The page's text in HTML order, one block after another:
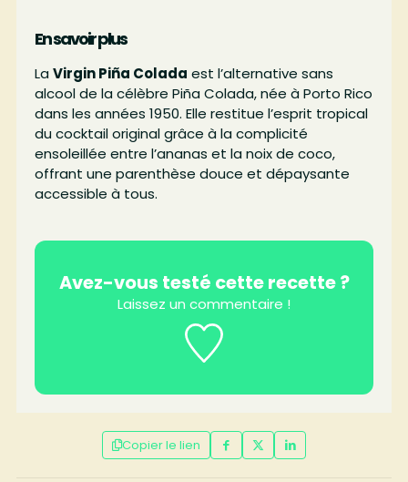
En savoir plus
La Virgin Piña Colada est l’alternative sans
alcool de la célèbre Piña Colada, née à Porto Rico
dans les années 1950. Elle restitue l’esprit tropical
du cocktail original grâce à la complicité
ensoleillée entre l’ananas et la noix de coco,
offrant une parenthèse douce et dépaysante
accessible à tous.
Avez-vous testé cette recette ?
Laissez un commentaire !
Copier le lien